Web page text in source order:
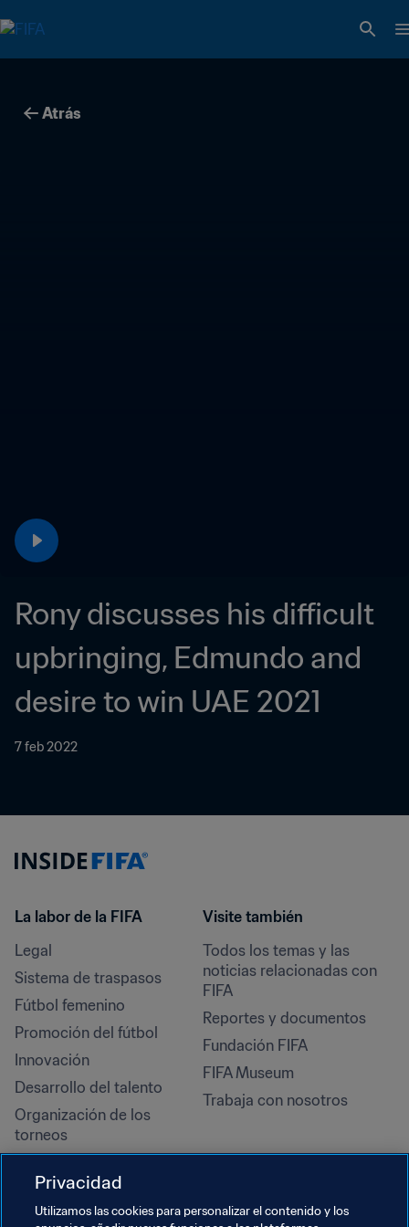
Atrás
Rony discusses his difficult
upbringing, Edmundo and
desire to win UAE 2021
7 feb 2022
La labor de la FIFA
Legal
Sistema de traspasos
Fútbol femenino
Promoción del fútbol
Innovación
Desarrollo del talento
Organización de los
torneos
Derechos humanos y lucha
contra la discriminación
Visite también
Todos los temas y las
noticias relacionadas con
FIFA
Reportes y documentos
Fundación FIFA
FIFA Museum
Trabaja con nosotros
Privacidad
Utilizamos las cookies para personalizar el contenido y los